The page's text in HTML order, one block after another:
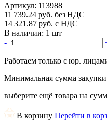
Артикул: 113988
11 739.24 руб. без НДС
14 321.87 руб. с НДС
В наличии: 1 шт
-
Работаем только с юр.
Минимальная сумма закупки
выберите ещё товара на
В корзину Перейти в